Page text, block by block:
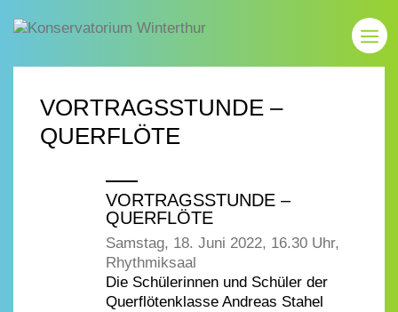
VORTRAGSSTUNDE –
QUERFLÖTE
VORTRAGSSTUNDE –
QUERFLÖTE
Samstag, 18. Juni 2022, 16.30 Uhr,
Rhythmiksaal
Die Schülerinnen und Schüler der
Querflötenklasse Andreas Stahel